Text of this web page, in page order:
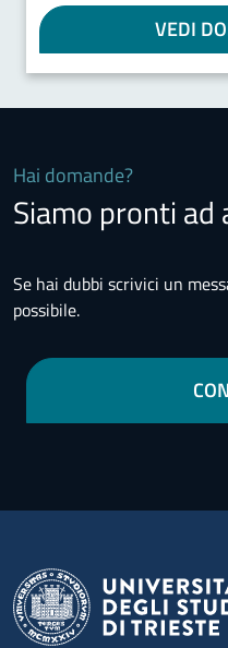
VEDI
Hai domande?
Siamo pronti
Se hai dubbi scrivici un
possibile.